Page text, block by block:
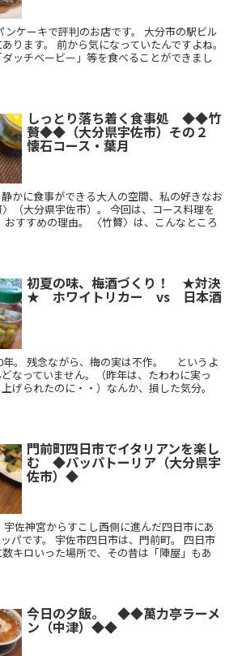
ケーキで評判のお店です。 大分市の駅ビル
ります。 前から気になっていたんですよね。
ッチベービー」等を食べることができまし
しっとり落ち着く食事処 ◆◆竹
贅◆◆（大分県宇佐市）その２
懐石コース・葉月
かに食事ができる大人の空間、私の好きなお
（大分県宇佐市）。 今回は、コース料理を
おすすめの理由。 〈竹贅〉は、こんなところ
初夏の味、梅酒づくり！ ★対決
★ ホワイトリカー vs 日本酒
年。 残念ながら、梅の実は不作。 というよ
なっていません。（昨年は、たわわに実っ
げられたのに・・）なんか、損した気分。
門前町四日市でイタリアンを楽し
む ◆パッパトーリア（大分県宇
佐市）◆
佐神宮からすこし西側に進んだ四日市にあ
パです。 宇佐市四日市は、門前町。 四日市
キロいった場所で、その昔は「陣屋」もあ
今日の夕飯。 ◆◆萬力亭ラーメ
ン（中津）◆◆